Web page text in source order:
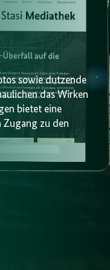
sowie dutzende
das Wirken
bietet eine
Zugang zu den